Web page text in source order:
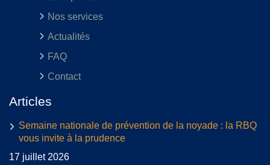
Nos services
Actualités
FAQ
Contact
Articles
Semaine nationale de prévention de la noyade : la RBQ
vous invite à la prudence
17 juillet 2026